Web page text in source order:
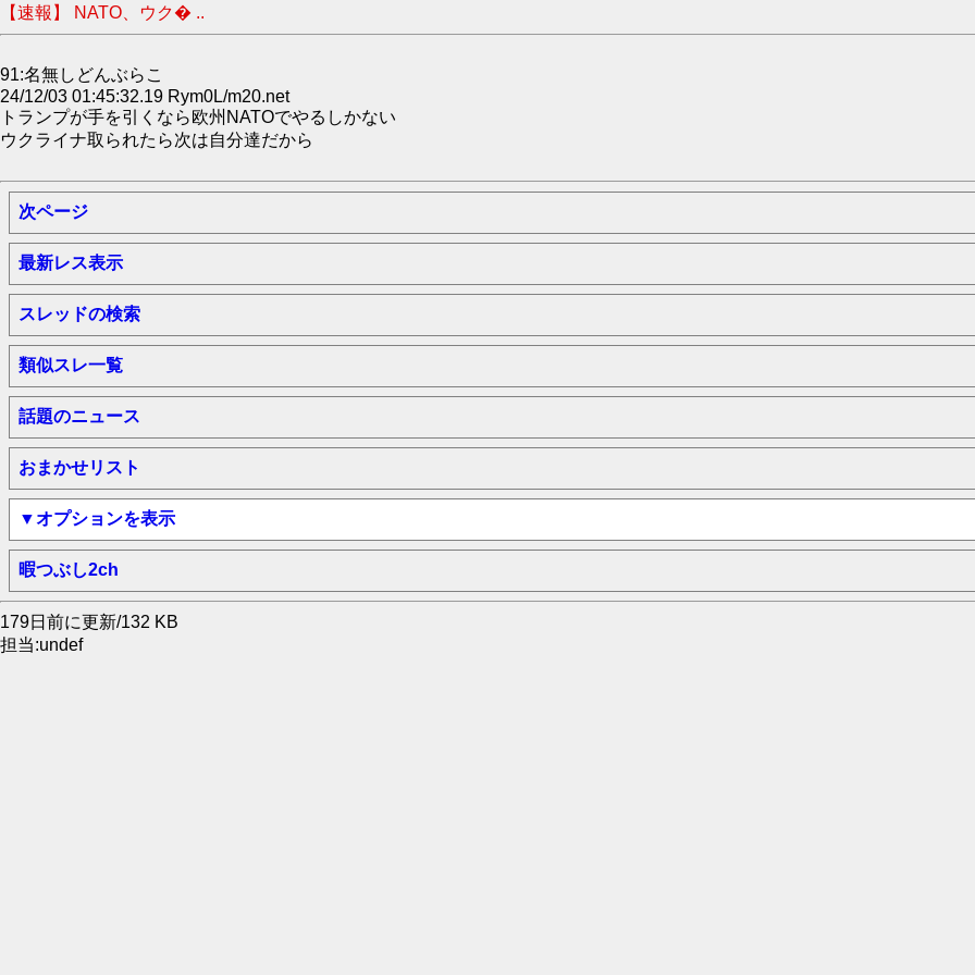
【速報】 NATO、ウク� ..
91:名無しどんぶらこ
24/12/03 01:45:32.19 Rym0L/m20.net
トランプが手を引くなら欧州NATOでやるしかない
ウクライナ取られたら次は自分達だから
次ページ
最新レス表示
スレッドの検索
類似スレ一覧
話題のニュース
おまかせリスト
▼オプションを表示
暇つぶし2ch
179日前に更新/132 KB
担当:undef